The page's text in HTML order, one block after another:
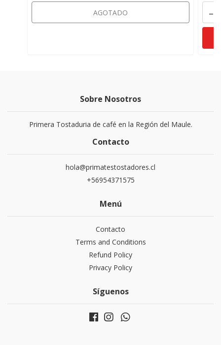
AGOTADO -
Sobre Nosotros
Primera Tostaduria de café en la Región del Maule.
Contacto
hola@primatestostadores.cl
+56954371575
Menú
Contacto
Terms and Conditions
Refund Policy
Privacy Policy
Síguenos